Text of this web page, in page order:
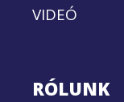
VIDEÓ
RÓLUNK